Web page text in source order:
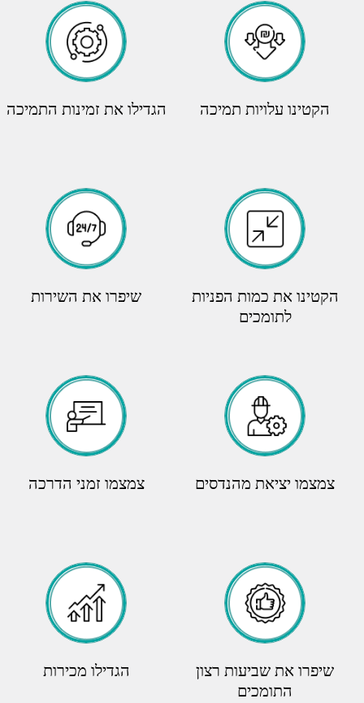
הקטינו עלויות תמיכה הגדילו את זמינות התמיכה
הקטינו את כמות הפניות
לתומכים
שיפרו את השירות
צמצמו יציאת מהנדסים
צמצמו זמני הדרכה
שיפרו את שביעות רצון
התומכים
הגדילו מכירות